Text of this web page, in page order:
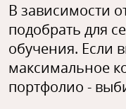
В зависимости
подобрать для
обучения. Если
максимальное
портфолио -